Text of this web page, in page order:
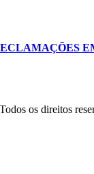
os direitos